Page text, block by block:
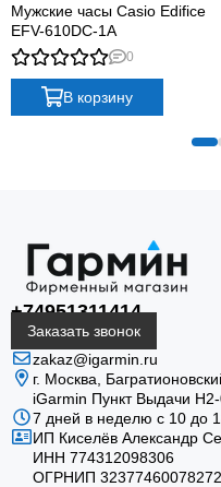
Мужские часы Casio Edifice
EFV-610DC-1A
0
В корзину
+74951311414
Заказать звонок
zakaz@igarmin.ru
г. Москва,
iGarmin Пункт Выдачи
7 дней в неделю с 10 до
ИП Киселёв Александр
ИНН 774312098306
ОГРНИП